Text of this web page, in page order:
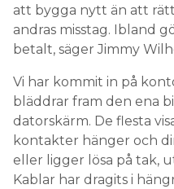
att bygga nytt än att
andras misstag. Ibland
betalt, säger Jimmy
Vi har kommit in på
bläddrar fram den ena
datorskärm. De flesta
kontakter hänger och
eller ligger lösa på tak,
Kablar har dragits i